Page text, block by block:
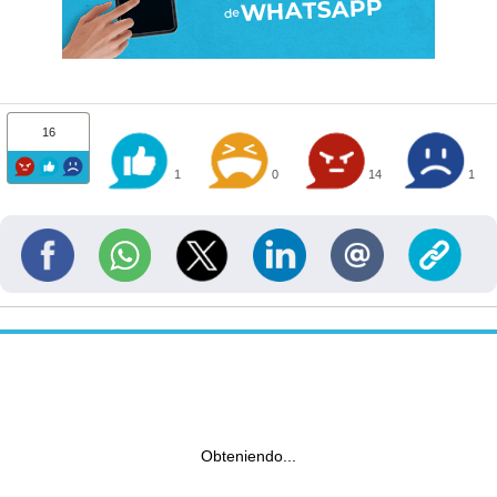
16
1 0 14 1
Obteniendo...